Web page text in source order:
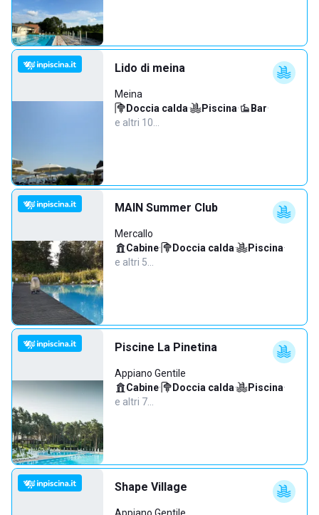
Lido di meina
Meina
Doccia calda· Piscina· Bar·
e altri 10…
MAIN Summer Club
Mercallo
Cabine· Doccia calda· Piscina·
e altri 5…
Piscine La Pinetina
Appiano Gentile
Cabine· Doccia calda· Piscina·
e altri 7…
Shape Village